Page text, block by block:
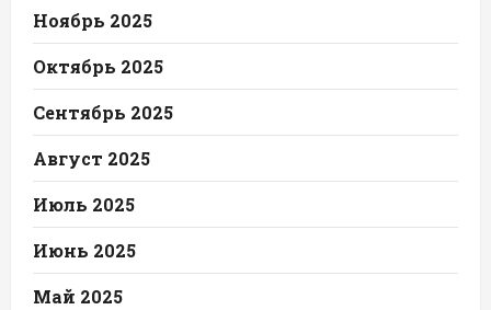
Ноябрь 2025
Октябрь 2025
Сентябрь 2025
Август 2025
Июль 2025
Июнь 2025
Май 2025